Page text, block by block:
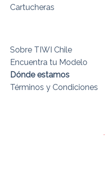
Cartucheras
Sobre TIWI Chile
Encuentra tu Modelo
Dónde estamos
Términos y Condiciones